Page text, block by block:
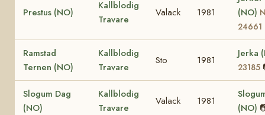
Prestus (NO)
Kallblodig
Travare
Valack 1981
(NO)
24661
Ramstad
Ternen (NO)
Kallblodig
Travare
Sto 1981
Jerka
23185
Slogum Dag
(NO)
Kallblodig
Travare
Valack 1981
(NO)